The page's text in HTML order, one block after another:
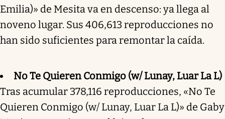
Emilia)» de Mesita va en descenso: ya llega al
noveno lugar. Sus 406,613 reproducciones no
han sido suficientes para remontar la caída.
No Te Quieren Conmigo (w/ Lunay, Luar La L)
Tras acumular 378,116 reproducciones, «No Te
Quieren Conmigo (w/ Lunay, Luar La L)» de Gaby